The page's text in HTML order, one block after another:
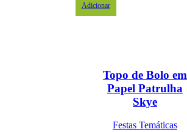
Adicionar
Topo de Bolo em
Papel Patrulha
Skye
Festas Temáticas